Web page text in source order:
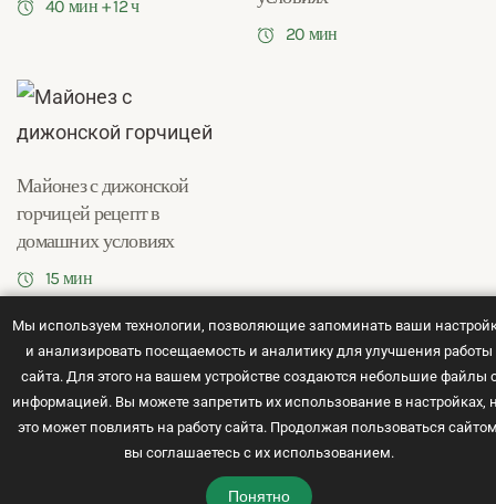
40 мин + 12 ч
20 мин
Майонез с дижонской
горчицей рецепт в
домашних условиях
15 мин
© 2021 -2026Рецепты с фото
Карта сайта
Политика конфиденциальности
Мы используем технологии, позволяющие запоминать ваши
и анализировать посещаемость и аналитику для улучшения работы
сайта. Для этого на вашем устройстве создаются небольшие файлы
информацией. Вы можете запретить их использование в настройках,
это может повлиять на работу сайта. Продолжая пользоваться
вы соглашаетесь с их использованием.
Понятно